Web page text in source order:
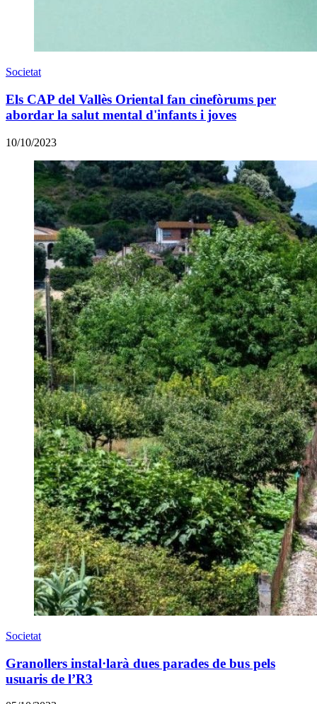
Societat
Els CAP del Vallès Oriental fan cinefòrums per
abordar la salut mental d'infants i joves
10/10/2023
Societat
Granollers instal·larà dues parades de bus pels
usuaris de l’R3